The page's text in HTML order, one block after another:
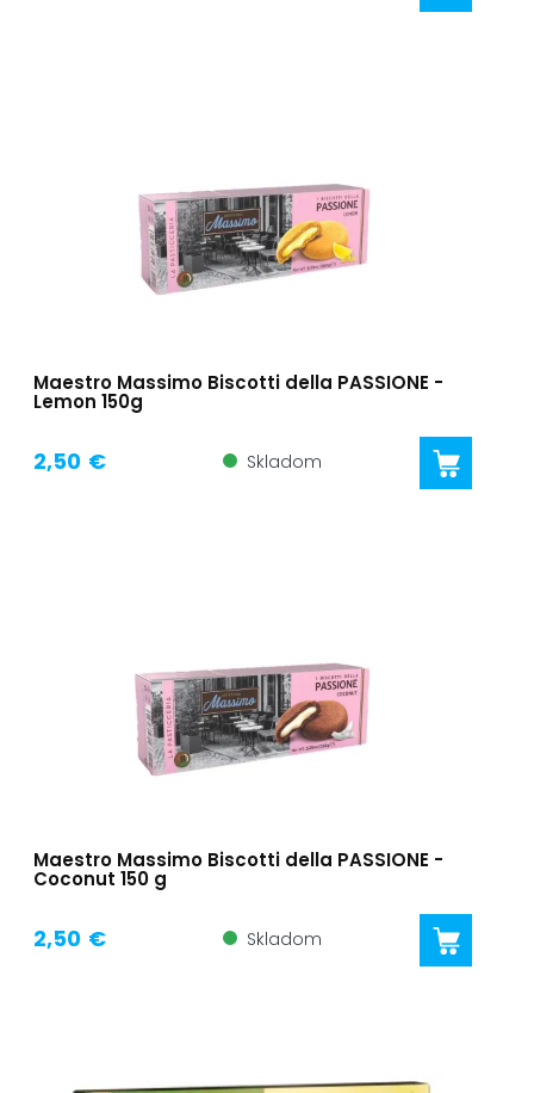
Maestro Massimo Biscotti della PASSIONE -
Lemon 150g
2,50 € Skladom
Maestro Massimo Biscotti della PASSIONE -
Coconut 150 g
2,50 € Skladom